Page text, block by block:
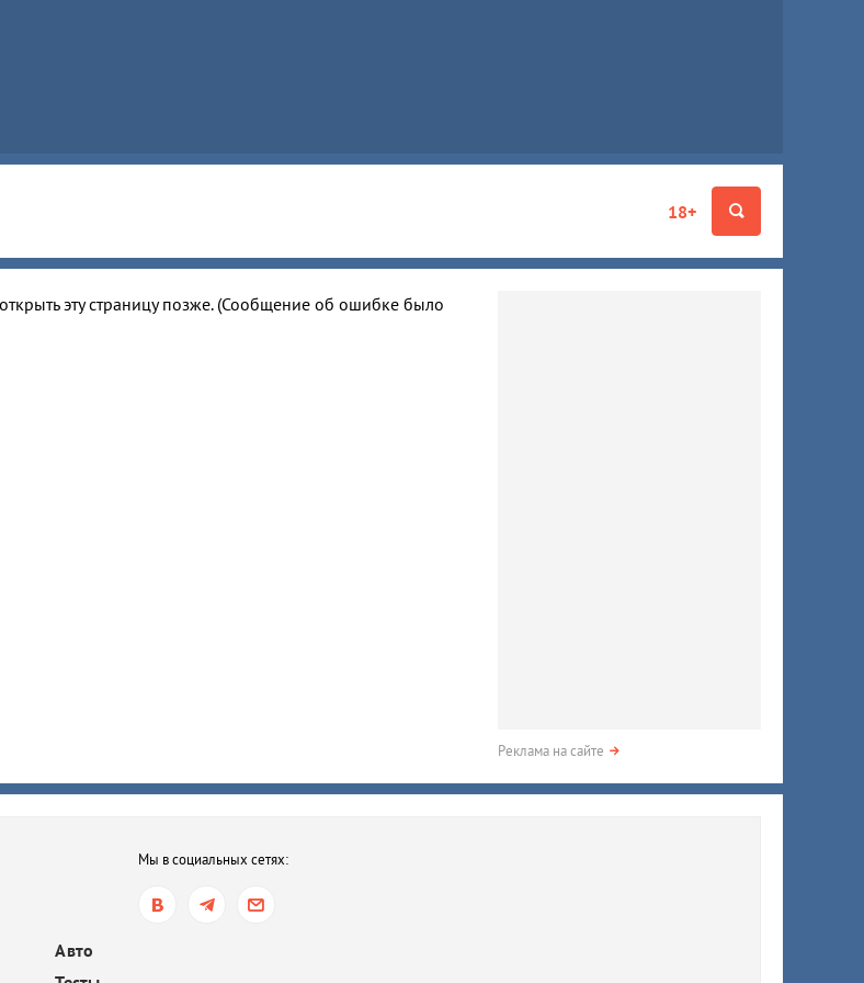
18+
эту страницу позже. (Сообщение об ошибке было
Реклама на сайте
Мы в социальных сетях:
Авто